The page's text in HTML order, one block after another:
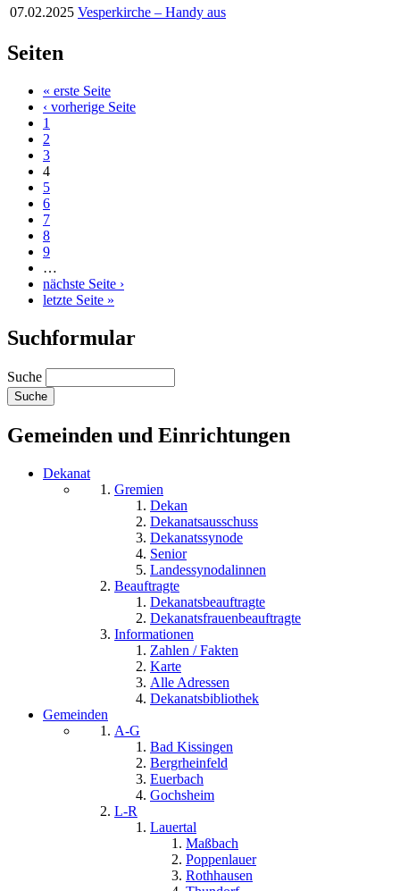
07.02.2025 Vesperkirche – Handy aus
Seiten
« erste Seite
‹ vorherige Seite
1
2
3
4
5
6
7
8
9
…
nächste Seite ›
letzte Seite »
Suchformular
Suche
Gemeinden und Einrichtungen
Dekanat
Gremien
Dekan
Dekanatsausschuss
Dekanatssynode
Senior
Landessynodalinnen
Beauftragte
Dekanatsbeauftragte
Dekanatsfrauenbeauftragte
Informationen
Zahlen / Fakten
Karte
Alle Adressen
Dekanatsbibliothek
Gemeinden
A-G
Bad Kissingen
Bergrheinfeld
Euerbach
Gochsheim
L-R
Lauertal
Maßbach
Poppenlauer
Rothhausen